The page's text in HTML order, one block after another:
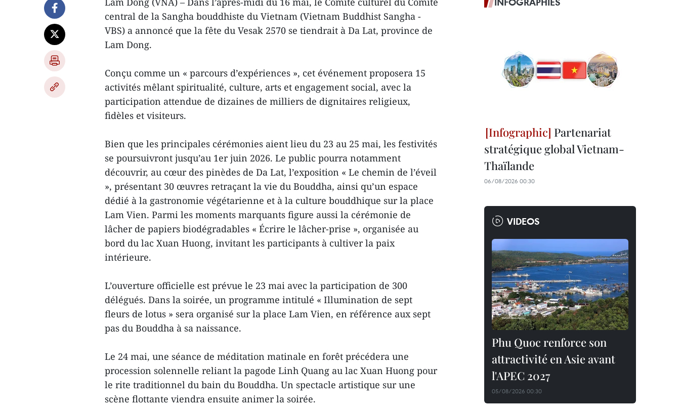
central de la Sangha bouddhiste du Vietnam (Vietnam Buddhist Sangha -
VBS) a annoncé que la fête du Vesak 2570 se tiendrait à Da Lat, province de
Lam Dong.
Conçu comme un « parcours d’expériences », cet événement proposera 15
activités mêlant spiritualité, culture, arts et engagement social, avec la
participation attendue de dizaines de milliers de dignitaires religieux,
fidèles et visiteurs.
Bien que les principales cérémonies aient lieu du 23 au 25 mai, les festivités
se poursuivront jusqu’au 1er juin 2026. Le public pourra notamment
découvrir, au cœur des pinèdes de Da Lat, l’exposition « Le chemin de l’éveil
», présentant 30 œuvres retraçant la vie du Bouddha, ainsi qu’un espace
dédié à la gastronomie végétarienne et à la culture bouddhique sur la place
Lam Vien. Parmi les moments marquants figure aussi la cérémonie de
lâcher de papiers biodégradables « Écrire le lâcher-prise », organisée au
bord du lac Xuan Huong, invitant les participants à cultiver la paix
intérieure.
L’ouverture officielle est prévue le 23 mai avec la participation de 300
délégués. Dans la soirée, un programme intitulé « Illumination de sept
fleurs de lotus » sera organisé sur la place Lam Vien, en référence aux sept
pas du Bouddha à sa naissance.
Le 24 mai, une séance de méditation matinale en forêt précédera une
procession solennelle reliant la pagode Linh Quang au lac Xuan Huong pour
le rite traditionnel du bain du Bouddha. Un spectacle artistique sur une
scène flottante viendra ensuite animer la soirée.
Partenariat
stratégique global Vietnam-
Thaïlande
06/08/2026 00:30
VIDEOS
Phu Quoc renforce son
attractivité en Asie avant
l'APEC 2027
05/08/2026 00:30